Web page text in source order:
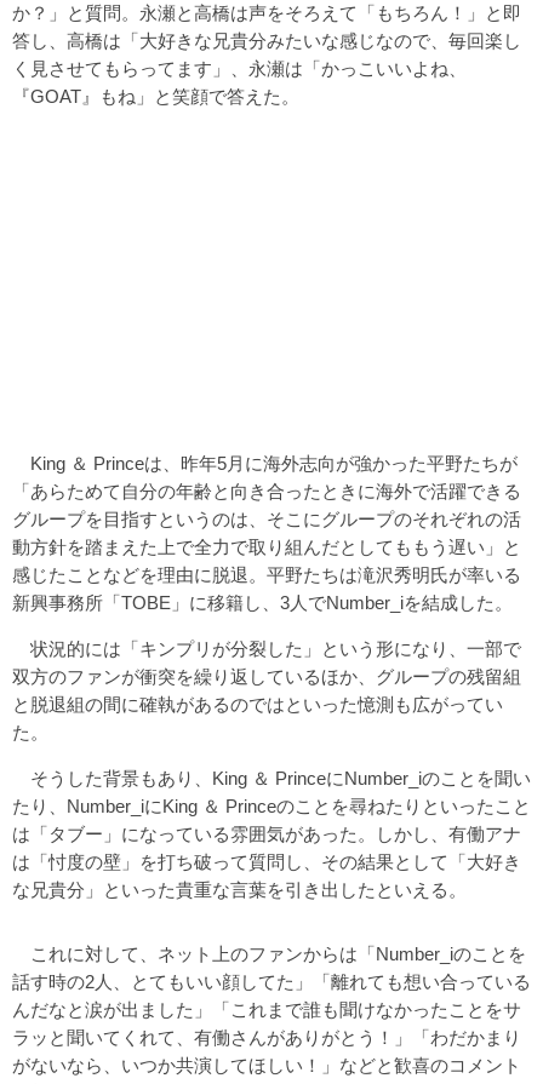
か？」と質問。永瀬と高橋は声をそろえて「もちろん！」と即
答し、高橋は「大好きな兄貴分みたいな感じなので、毎回楽し
く見させてもらってます」、永瀬は「かっこいいよね、
『GOAT』もね」と笑顔で答えた。
King ＆ Princeは、昨年5月に海外志向が強かった平野たちが
「あらためて自分の年齢と向き合ったときに海外で活躍できる
グループを目指すというのは、そこにグループのそれぞれの活
動方針を踏まえた上で全力で取り組んだとしてももう遅い」と
感じたことなどを理由に脱退。平野たちは滝沢秀明氏が率いる
新興事務所「TOBE」に移籍し、3人でNumber_iを結成した。
状況的には「キンプリが分裂した」という形になり、一部で
双方のファンが衝突を繰り返しているほか、グループの残留組
と脱退組の間に確執があるのではといった憶測も広がってい
た。
そうした背景もあり、King ＆ PrinceにNumber_iのことを聞い
たり、Number_iにKing ＆ Princeのことを尋ねたりといったこと
は「タブー」になっている雰囲気があった。しかし、有働アナ
は「忖度の壁」を打ち破って質問し、その結果として「大好き
な兄貴分」といった貴重な言葉を引き出したといえる。
これに対して、ネット上のファンからは「Number_iのことを
話す時の2人、とてもいい顔してた」「離れても想い合っている
んだなと涙が出ました」「これまで誰も聞けなかったことをサ
ラッと聞いてくれて、有働さんがありがとう！」「わだかまり
がないなら、いつか共演してほしい！」などと歓喜のコメント